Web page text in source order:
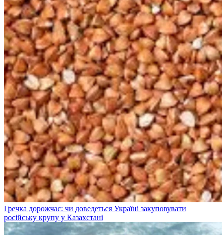
Гречка дорожчає: чи доведеться Україні закуповувати
російську крупу у Казахстані